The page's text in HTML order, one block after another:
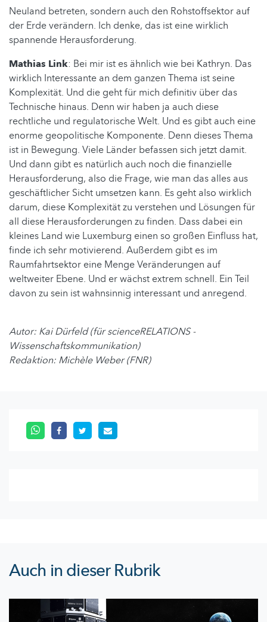
Neuland betreten, sondern auch den Rohstoffsektor auf
der Erde verändern. Ich denke, das ist eine wirklich
spannende Herausforderung.
Mathias Link: Bei mir ist es ähnlich wie bei Kathryn. Das
wirklich Interessante an dem ganzen Thema ist seine
Komplexität. Und die geht für mich definitiv über das
Technische hinaus. Denn wir haben ja auch diese
rechtliche und regulatorische Welt. Und es gibt auch eine
enorme geopolitische Komponente. Denn dieses Thema
ist in Bewegung. Viele Länder befassen sich jetzt damit.
Und dann gibt es natürlich auch noch die finanzielle
Herausforderung, also die Frage, wie man das alles aus
geschäftlicher Sicht umsetzen kann. Es geht also wirklich
darum, diese Komplexität zu verstehen und Lösungen für
all diese Herausforderungen zu finden. Dass dabei ein
kleines Land wie Luxemburg einen so großen Einfluss hat,
finde ich sehr motivierend. Außerdem gibt es im
Raumfahrtsektor eine Menge Veränderungen auf
weltweiter Ebene. Und er wächst extrem schnell. Ein Teil
davon zu sein ist wahnsinnig interessant und anregend.
Autor: Kai Dürfeld (für scienceRELATIONS -
Wissenschaftskommunikation)
Redaktion: Michèle Weber (FNR)
Auch in dieser Rubrik